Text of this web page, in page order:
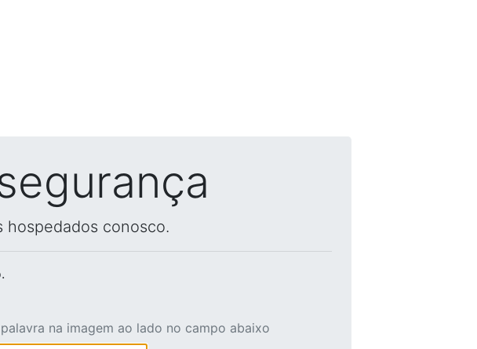
hospedados conosco.
na imagem ao lado no campo abaixo